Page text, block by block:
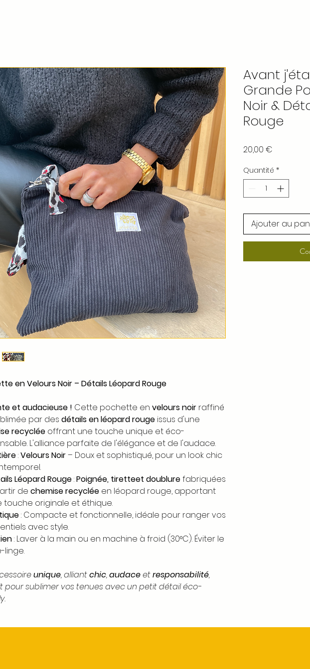
en Velours Noir – Détails Léopard Rouge
et audacieuse ! Cette pochette en velours noir raffiné
par des détails en léopard rouge issus d'une
recyclée offrant une touche unique et éco-
L'alliance parfaite de l'élégance et de l'audace.
:Velours Noir– Doux et sophistiqué, pour un look chic
Léopard Rouge:Poignée, tiretteet doublurefabriquées
de chemise recyclée en léopard rouge, apportant
touche originale et éthique.
: Compacte et fonctionnelle, idéale pour ranger vos
avec style.
: Laver à la main ou en machine à froid (30°C). Éviter le
linge.
unique, alliantchic,audaceetresponsabilité,
pour sublimer vos tenues avec un petit détail éco-
Avant
Grande
Noir &
Rouge
20,00 €
Quantité *
Ajouter au